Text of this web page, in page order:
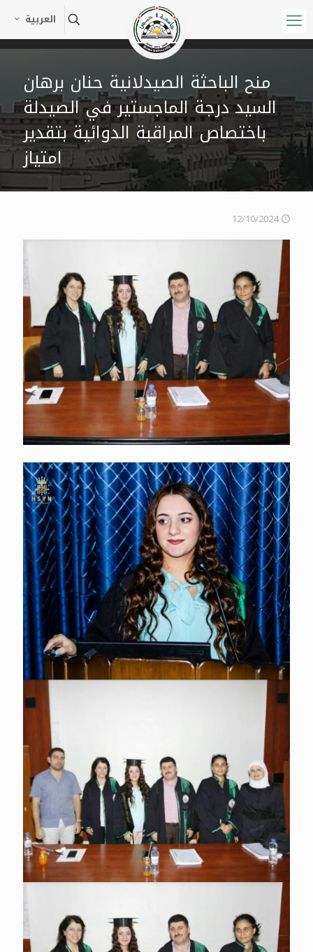
العربية
منح الباحثة الصيدلانية حنان برهان
السيد درجة الماجستير في الصيدلة
باختصاص المراقبة الدوائية بتقدير
امتياز
12/10/2024